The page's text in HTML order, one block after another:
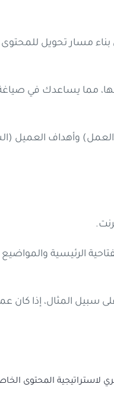
بناء مسار تحويل
مما يساعدك في
والعمل) وأهداف العميل
الرئيسية والمواضيع
المثال، إذا كان
المحتوى